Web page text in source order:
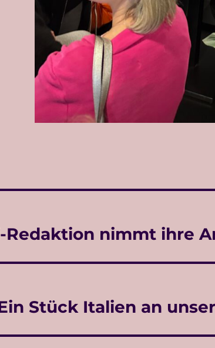
Redaktion nimmt ihre
Stück Italien an